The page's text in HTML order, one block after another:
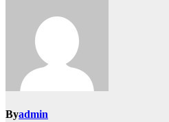
Byadmin